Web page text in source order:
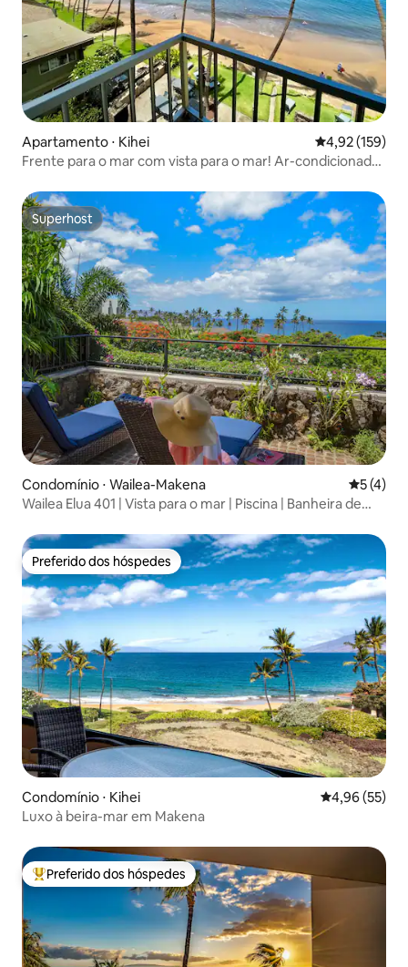
Apartamento ⋅ Kihei 4,92 de uma
4,92 (159)
Frente para o mar com vista para o mar! Ar-condicionado,
Superhost
Superhost
Condomínio ⋅ Wailea-Makena 5 de
5 (4)
Wailea Elua 401 | Vista para o mar | Piscina | Banheira de
Preferido dos hóspedes
Preferido dos hóspedes
Condomínio ⋅ Kihei 4,96 de uma
4,96 (55)
Luxo à beira-mar em Makena
Entre os melhores preferidos dos hóspedes
Preferido dos hóspedes